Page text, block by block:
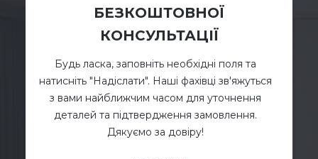
БЕЗКОШТОВНОЇ
КОНСУЛЬТАЦІЇ
Будь ласка, заповніть необхідні поля та
натисніть "Надіслати". Наші фахівці зв'яжуться
з вами найближчим часом для уточнення
деталей та підтвердження замовлення.
Дякуємо за довіру!